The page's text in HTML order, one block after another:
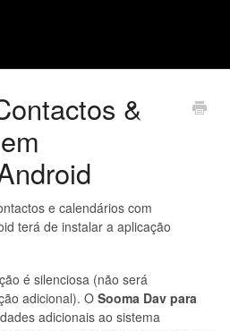
&
e calendários com
terá de instalar a aplicação
é silenciosa (não será
adicional). O Sooma Dav para
adicionais ao sistema